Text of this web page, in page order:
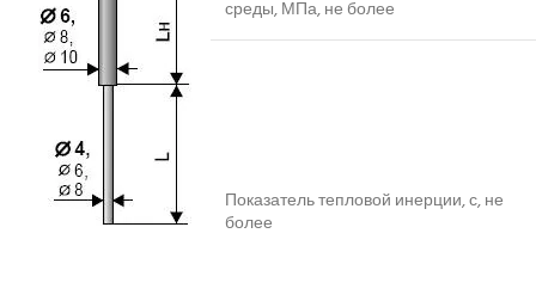
среды, МПа, не более
Показатель тепловой инерции, с, не
более